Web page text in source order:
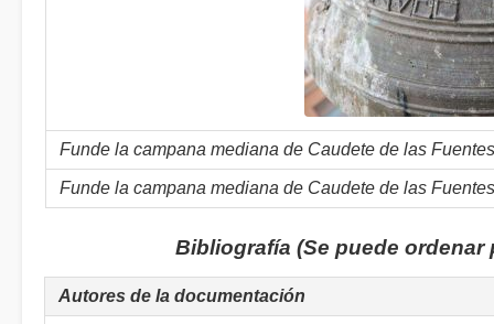
Funde la campana mediana de Caudete de las
Funde la campana mediana de Caudete de las
Bibliografía (Se puede
Autores de la documentación